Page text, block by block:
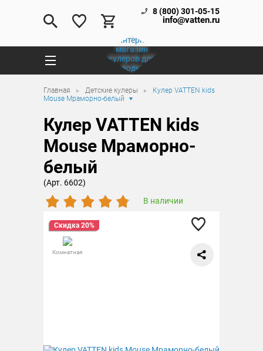
8 (800) 301-05-15
info@vatten.ru
Главная Детские кулеры
Кулер VATTEN kids
Mouse Мраморно-белый
Кулер VATTEN kids
Mouse Мраморно-
белый
(Арт. 6602)
В наличии
Скидка 20%
Комнатная